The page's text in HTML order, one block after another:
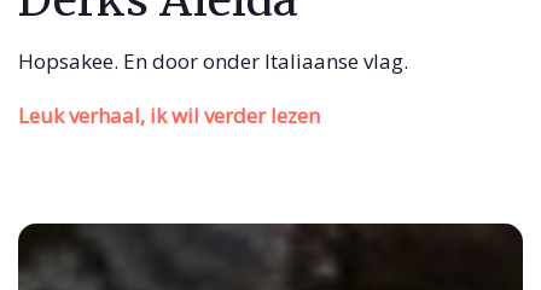
Hopsakee. En door onder Italiaanse vlag.
Leuk verhaal, ik wil verder lezen